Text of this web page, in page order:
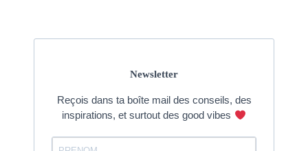
Newsletter
Reçois dans ta boîte mail des conseils, des
inspirations, et surtout des good vibes